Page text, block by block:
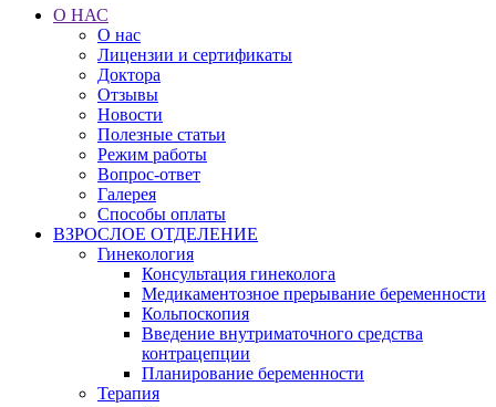
О НАС
О нас
Лицензии и сертификаты
Доктора
Отзывы
Новости
Полезные статьи
Режим работы
Вопрос-ответ
Галерея
Способы оплаты
ВЗРОСЛОЕ ОТДЕЛЕНИЕ
Гинекология
Консультация гинеколога
Медикаментозное прерывание беременности
Кольпоскопия
Введение внутриматочного средства
контрацепции
Планирование беременности
Терапия